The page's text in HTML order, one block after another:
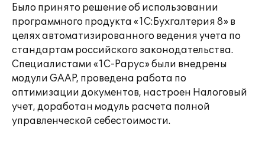
Было принято решение об использовании
программного продукта «1С:Бухгалтерия 8» в
целях автоматизированного ведения учета по
стандартам российского законодательства.
Специалистами «1С-Рарус» были внедрены
модули GAAP, проведена работа по
оптимизации документов, настроен Налоговый
учет, доработан модуль расчета полной
управленческой себестоимости.